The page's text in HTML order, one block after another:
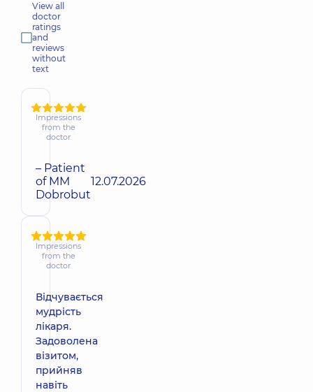
View all
doctor
ratings
and
reviews
without
text
Impressions
from the
doctor
– Patient
of MM
Dobrobut
12.07.2026
Impressions
from the
doctor
Відчувається
мудрість
лікаря.
Задоволена
візитом,
прийняв
навіть